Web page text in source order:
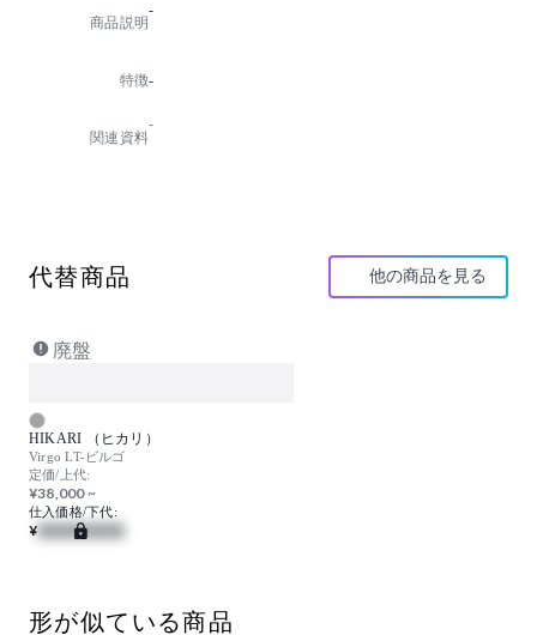
商品説明
-
特徴-
関連資料
-
代替商品 他の商品を見る
廃盤
HIKARI （ヒカリ）
Virgo LT-ビルゴ
定価/上代:
¥38,000 ~
仕入価格/下代:
¥
形が似ている商品